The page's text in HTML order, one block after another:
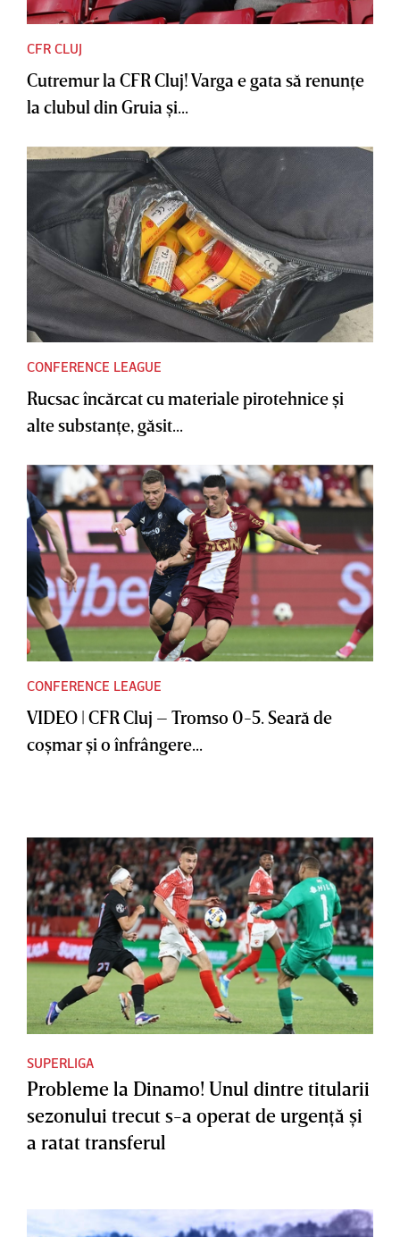
CFR CLUJ
Cutremur la CFR Cluj! Varga e gata să renunţe
la clubul din Gruia şi...
CONFERENCE LEAGUE
Rucsac încărcat cu materiale pirotehnice şi
alte substanţe, găsit...
CONFERENCE LEAGUE
VIDEO | CFR Cluj – Tromso 0-5. Seară de
coşmar şi o înfrângere...
SUPERLIGA
Probleme la Dinamo! Unul dintre titularii
sezonului trecut s-a operat de urgenţă şi
a ratat transferul